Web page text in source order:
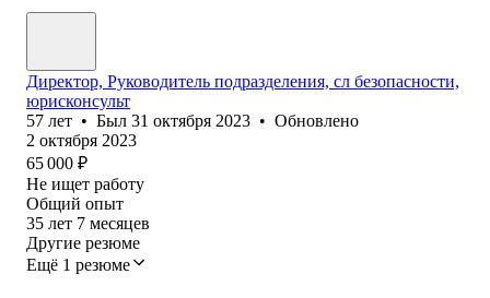
Директор, Руководитель подразделения, сл безопасности,
юрисконсульт
57 лет • Был 31 октября 2023 • Обновлено
2 октября 2023
65 000 ₽
Не ищет работу
Общий опыт
35 лет 7 месяцев
Другие резюме
Ещё 1 резюме